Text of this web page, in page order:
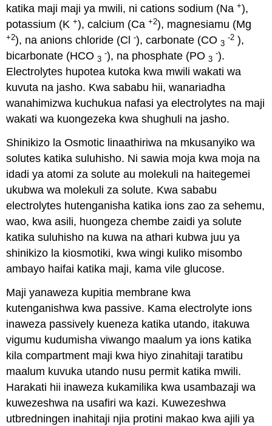
katika maji maji ya mwili, ni cations sodium (Na+),
potassium (K+), calcium (Ca+2), magnesiamu (Mg
+2), na anions chloride (Cl-), carbonate (CO3
-2 ),
bicarbonate (HCO3
-), na phosphate (PO3
-).
Electrolytes hupotea kutoka kwa mwili wakati wa
kuvuta na jasho. Kwa sababu hii, wanariadha
wanahimizwa kuchukua nafasi ya electrolytes na maji
wakati wa kuongezeka kwa shughuli na jasho.
Shinikizo la Osmotic linaathiriwa na mkusanyiko wa
solutes katika suluhisho. Ni sawia moja kwa moja na
idadi ya atomi za solute au molekuli na haitegemei
ukubwa wa molekuli za solute. Kwa sababu
electrolytes hutenganisha katika ions zao za sehemu,
wao, kwa asili, huongeza chembe zaidi ya solute
katika suluhisho na kuwa na athari kubwa juu ya
shinikizo la kiosmotiki, kwa wingi kuliko misombo
ambayo haifai katika maji, kama vile glucose.
Maji yanaweza kupitia membrane kwa
kutenganishwa kwa passive. Kama electrolyte ions
inaweza passively kueneza katika utando, itakuwa
vigumu kudumisha viwango maalum ya ions katika
kila compartment maji kwa hiyo zinahitaji taratibu
maalum kuvuka utando nusu permit katika mwili.
Harakati hii inaweza kukamilika kwa usambazaji wa
kuwezeshwa na usafiri wa kazi. Kuwezeshwa
utbredningen inahitaji njia protini makao kwa ajili ya